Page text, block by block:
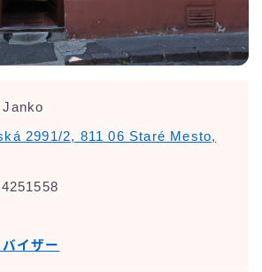
2991/2, 811 06 Staré Mesto,
バイザー